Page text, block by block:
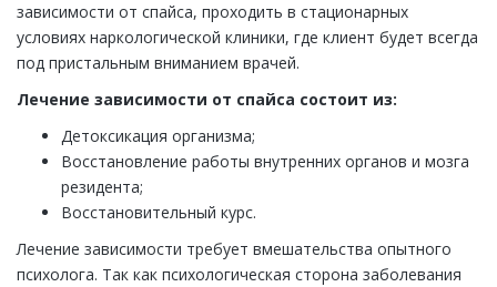
зависимости от спайса, проходить в стационарных
условиях наркологической клиники, где клиент будет всегда
под пристальным вниманием врачей.
Лечение зависимости от спайса состоит из:
Детоксикация организма;
Восстановление работы внутренних органов и мозга
резидента;
Восстановительный курс.
Лечение зависимости требует вмешательства опытного
психолога. Так как психологическая сторона заболевания